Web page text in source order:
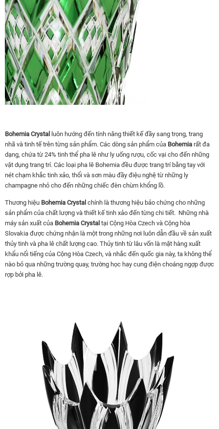
Bohemia Crystal luôn hướng đến tính năng thiết kế đầy sang trọng, trang
nhã và tinh tế trên từng sản phẩm. Các dòng sản phẩm của Bohemia rất đa
dạng, chứa từ 24% tinh thể pha lê như ly uống rượu, cốc vại cho đến những
vật dụng trang trí. Các loại pha lê Bohemia đều được trang trí bằng tay với
nét chạm khắc tinh xảo, thổi và sơn màu đầy điệu nghệ từ những ly
champagne nhỏ cho đến những chiếc đèn chùm khổng lồ.
Thương hiệu Bohemia Crystal chính là thương hiệu bảo chứng cho những
sản phẩm của chất lượng và thiết kế tinh xảo đến từng chi tiết. Những nhà
máy sản xuất của Bohemia Crystal tại Cộng Hòa Czech và Cộng hòa
Slovakia được chứng nhận là một trong những nơi luôn dẫn đầu về sản xuất
thủy tinh và pha lê chất lượng cao. Thủy tinh từ lâu vốn là mặt hàng xuất
khẩu nổi tiếng của Cộng Hòa Czech, và nhắc đến quốc gia này, ta không thể
nào bỏ qua những trường quay, trường học hay cung điện choáng ngợp được
rợp bởi pha lê.